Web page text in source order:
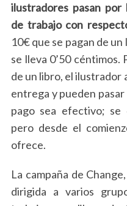
ilustradores pasan por
de trabajo con
10€ que se pagan de
se lleva 0’50 céntimos.
de un libro, el ilustrador
entrega y pueden
pago sea efectivo; se
pero desde el
ofrece.
La campaña de
dirigida a varios
o
r